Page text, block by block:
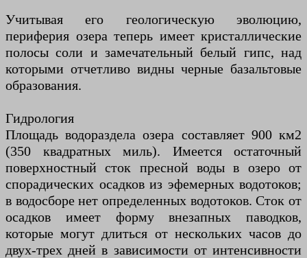
Учитывая его геологическую эволюцию,
периферия озера теперь имеет кристаллические
полосы соли и замечательный белый гипс, над
которыми отчетливо видны черные базальтовые
образования.
Гидрология
Площадь водораздела озера составляет 900 км2
(350 квадратных миль). Имеется остаточный
поверхностный сток пресной воды в озеро от
спорадических осадков из эфемерных водотоков;
в водосборе нет определенных водотоков. Сток от
осадков имеет форму внезапных паводков,
которые могут длиться от нескольких часов до
двух-трех дней в зависимости от интенсивности